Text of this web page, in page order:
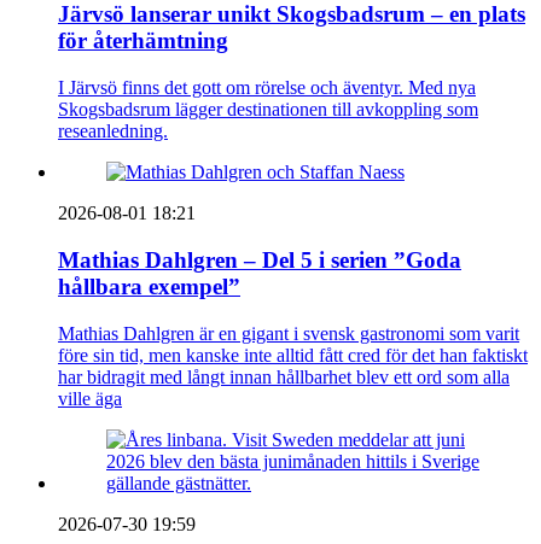
Järvsö lanserar unikt Skogsbadsrum – en plats
för återhämtning
I Järvsö finns det gott om rörelse och äventyr. Med nya
Skogsbadsrum lägger destinationen till avkoppling som
reseanledning.
2026-08-01 18:21
Mathias Dahlgren – Del 5 i serien ”Goda
hållbara exempel”
Mathias Dahlgren är en gigant i svensk gastronomi som varit
före sin tid, men kanske inte alltid fått cred för det han faktiskt
har bidragit med långt innan hållbarhet blev ett ord som alla
ville äga
2026-07-30 19:59